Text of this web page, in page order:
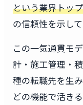
という業界トッ
の信頼性を示して
この一気通貫モ
計・施工管理・
種の転職先を生
どの機能で活き